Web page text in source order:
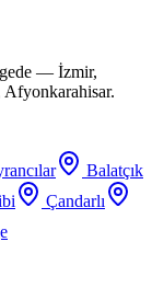
— İzmir,
Balatçık
Çandarlı